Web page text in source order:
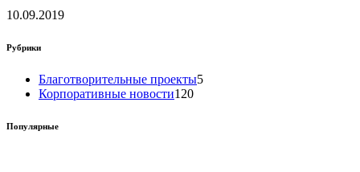
10.09.2019
Рубрики
Благотворительные проекты5
Корпоративные новости120
Популярные